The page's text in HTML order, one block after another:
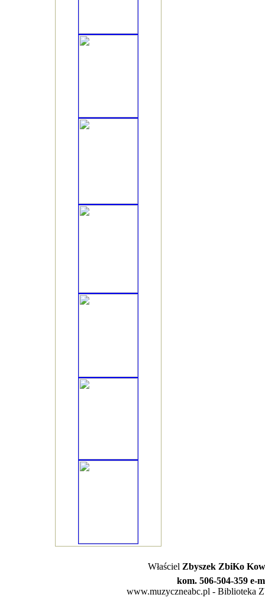
Właściel Zbyszek ZbiKo
kom. 506-504-359 e-
www.muzyczneabc.pl - Biblioteka